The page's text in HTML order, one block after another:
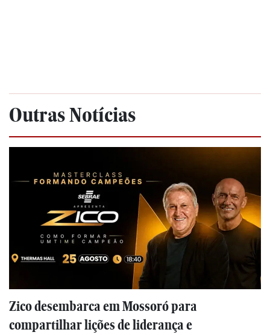
Outras Notícias
Zico desembarca em Mossoró para
compartilhar lições de liderança e